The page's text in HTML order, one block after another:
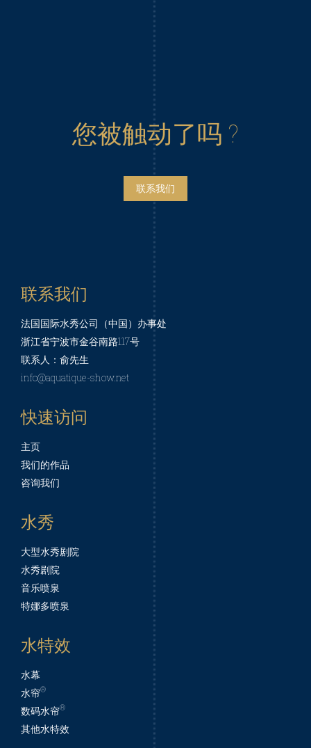
您被触动了吗 ?
联系我们
联系我们
法国国际水秀公司（中国）办事处
浙江省宁波市金谷南路117号
联系人：俞先生
info@aquatique-show.net
快速访问
主页
我们的作品
咨询我们
水秀
大型水秀剧院
水秀剧院
音乐喷泉
特娜多喷泉
水特效
水幕
水帘®
数码水帘®
其他水特效